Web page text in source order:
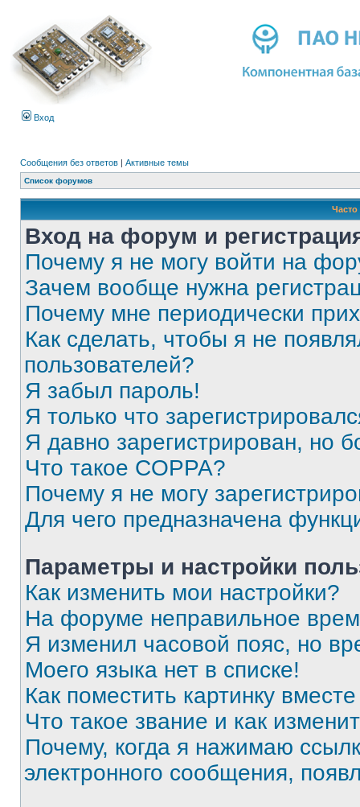
Вход
Сообщения без ответов | Активные темы
Список форумов
Вход на форум и
Почему я не могу войти на
Зачем вообще нужна
Почему мне периодически
Как сделать, чтобы я не
пользователей?
Я забыл пароль!
Я только что
Я давно зарегистрирован, но
Что такое COPPA?
Почему я не могу
Для чего предназначена
Параметры и настройки
Как изменить мои настройки?
На форуме неправильное
Я изменил часовой пояс, но
Моего языка нет в списке!
Как поместить картинку
Что такое звание и как
Почему, когда я нажимаю
электронного сообщения,